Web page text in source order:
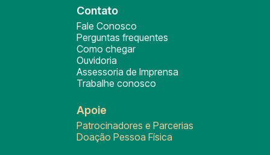
Contato
Fale Conosco
Perguntas frequentes
Como chegar
Ouvidoria
Assessoria de Imprensa
Trabalhe conosco
Apoie
Patrocinadores e Parcerias
Doação Pessoa Física